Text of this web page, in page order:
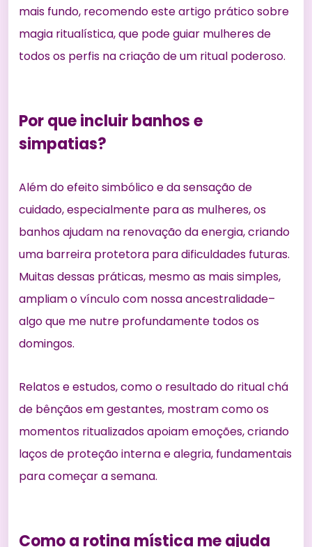
mais fundo, recomendo este artigo prático sobre
magia ritualística, que pode guiar mulheres de
todos os perfis na criação de um ritual poderoso.
Por que incluir banhos e
simpatias?
Além do efeito simbólico e da sensação de
cuidado, especialmente para as mulheres, os
banhos ajudam na renovação da energia, criando
uma barreira protetora para dificuldades futuras.
Muitas dessas práticas, mesmo as mais simples,
ampliam o vínculo com nossa ancestralidade–
algo que me nutre profundamente todos os
domingos.
Relatos e estudos, como o resultado do ritual chá
de bênçãosem gestantes, mostram como os
momentos ritualizados apoiam emoções, criando
laços de proteção interna e alegria, fundamentais
para começar a semana.
Como a rotina mística me ajuda